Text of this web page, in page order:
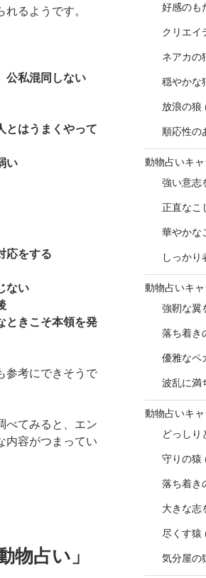
るようです。
公私混同しない
とはうまくやって
い
応をする
ない
ときこそ本領を発
参考にできそうで
べてみると、エン
内容がつまってい
物占い」
好感のも
クリエイ
ネアカの
穏やかな
放浪の狼
順応性の
動物占いキ
強い意志
正直なこ
華やかな
しっかり
動物占いキ
強靭な翼
落ち着き
優雅なペ
波乱に満
動物占いキ
どっしり
守りの猿
落ち着き
大きな志
尽くす猿
気分屋の